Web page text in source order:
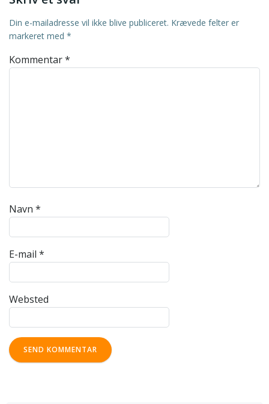
Din e-mailadresse vil ikke blive publiceret. Krævede felter er
markeret med *
Kommentar*
Navn *
E-mail *
Websted